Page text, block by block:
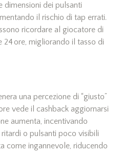
dimensioni dei pulsanti
il rischio di tap errati.
ricordare al giocatore di
24 ore, migliorando il tasso di
una percezione di “giusto”
vede il cashback aggiornarsi
aumenta, incentivando
o pulsanti poco visibili
come ingannevole, riducendo